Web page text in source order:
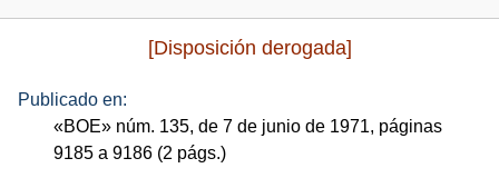
[Disposición derogada]
Publicado en:
«BOE» núm. 135, de 7 de junio de 1971, páginas
9185 a 9186 (2 págs.)